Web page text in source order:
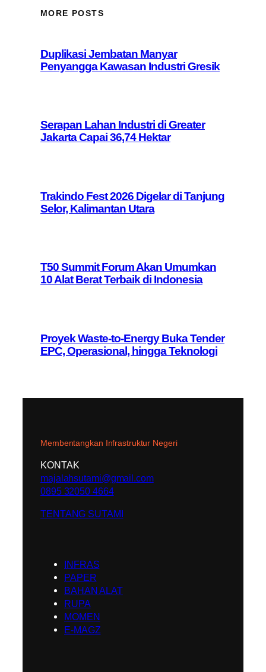
MORE POSTS
Duplikasi Jembatan Manyar
Penyangga Kawasan Industri Gresik
Serapan Lahan Industri di Greater
Jakarta Capai 36,74 Hektar
Trakindo Fest 2026 Digelar di Tanjung
Selor, Kalimantan Utara
T50 Summit Forum Akan Umumkan
10 Alat Berat Terbaik di Indonesia
Proyek Waste-to-Energy Buka Tender
EPC, Operasional, hingga Teknologi
Membentangkan Infrastruktur Negeri
KONTAK
majalahsutami@gmail.com
0895 32050 4664
TENTANG SUTAMI
INFRAS
PAPER
BAHAN ALAT
RUPA
MOMEN
E-MAGZ